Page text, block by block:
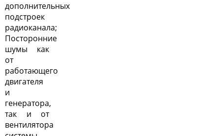
дополнительных
подстроек
радиоканала;
Посторонние
шумы как
от
работающего
двигателя
и
генератора,
так и от
вентилятора